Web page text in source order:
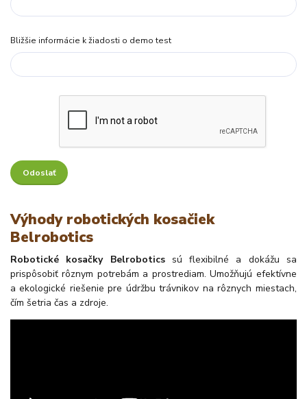
Bližšie informácie k žiadosti o demo test
Výhody robotických kosačiek
Belrobotics
Robotické kosačky Belroboticssú flexibilné a dokážu sa
prispôsobiť rôznym potrebám a prostrediam. Umožňujú efektívne
a ekologické riešenie pre údržbu trávnikov na rôznych miestach,
čím šetria čas a zdroje.